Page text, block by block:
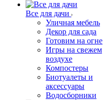
Все для дачи
Уличная мебель
Декор для сада
Готовим на огне
Игры на свежем
воздухе
Компостеры
Биотуалеты и
аксессуары
Водосборники